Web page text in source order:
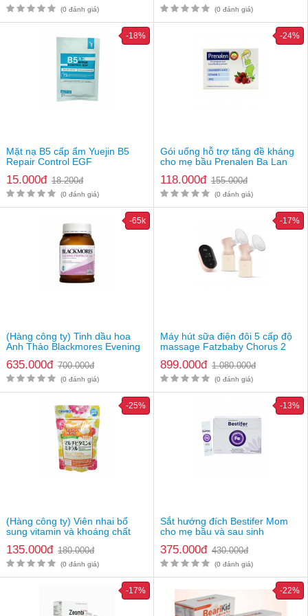
Thông số sản phẩm
Tốc độ chiếu sáng: 0.8s/Flash
Bộ sản phẩm gồm: Máy triệt lông Ulike Sapphire Air Cooling
Làm sạch lông vùng cần triệt và lau sạch da không để còn
sót lại, hơi ẩm, mồ hôi,... Đồng thời, hãy xác nhận xem có
tình trạng da bất thường hay không, chẳng hạn như vết
thương hở, vết chàm, mụn nước, hình xăm, đốm, cháy nắng
Do sự khác biệt của từng cá nhân về độ nhạy cảm da và khả
năng chịu ánh sáng và nhiệt. Khi lần đầu sử dụng hoặc khi
bạn không sử dụng trong một thời gian, vui lòng thực hiện
(0 đánh giá) (0 đánh giá)
Mặt nạ B5 cấp ẩm Yuejin B5
Repair Control EGF
15.000đ 18.200đ
-18%
(0 đánh giá)
Gói uống hỗ trợ tăng đề kháng
cho mẹ bầu Prenalen Ba Lan
118.000đ 155.000đ
-24%
(0 đánh giá)
(Hàng công ty) Tinh dầu hoa
Anh Thảo Blackmores Evening
635.000đ 700.000đ
-65k
(0 đánh giá)
Máy hút sữa điện đôi 5 cấp độ
massage Fatzbaby Chorus 2
899.000đ 1.080.000đ
-17%
(0 đánh giá)
(Hàng công ty) Viên nhai bổ
sung vitamin và khoáng chất
135.000đ 180.000đ
-25%
(0 đánh giá)
Sắt hướng đích Bestifer Mom
cho mẹ bầu và sau sinh
375.000đ 430.000đ
-13%
(0 đánh giá)
-17% -22%